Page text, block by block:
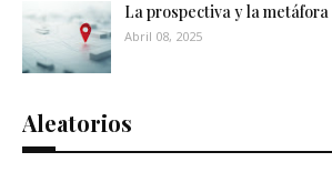
La prospectiva y la metáfora
Abril 08, 2025
Aleatorios